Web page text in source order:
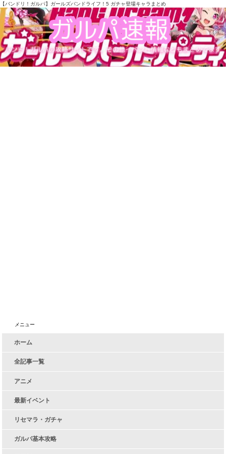
【バンドリ！ガルパ】ガールズバンドライフ！5 ガチャ登場キャラまとめ
メニュー
ホーム
全記事一覧
アニメ
最新イベント
リセマラ・ガチャ
ガルパ基本攻略